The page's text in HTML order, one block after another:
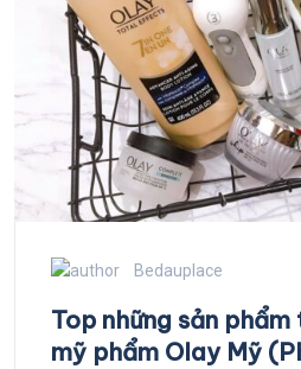
Bedauplace
Top những sản
mỹ phẩm Olay Mỹ